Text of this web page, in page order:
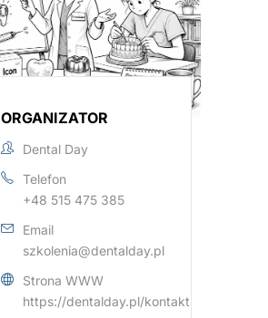
ORGANIZATOR
Dental Day
Telefon
+48 515 475 385
Email
szkolenia@dentalday.pl
Strona WWW
https://dentalday.pl/kontakt